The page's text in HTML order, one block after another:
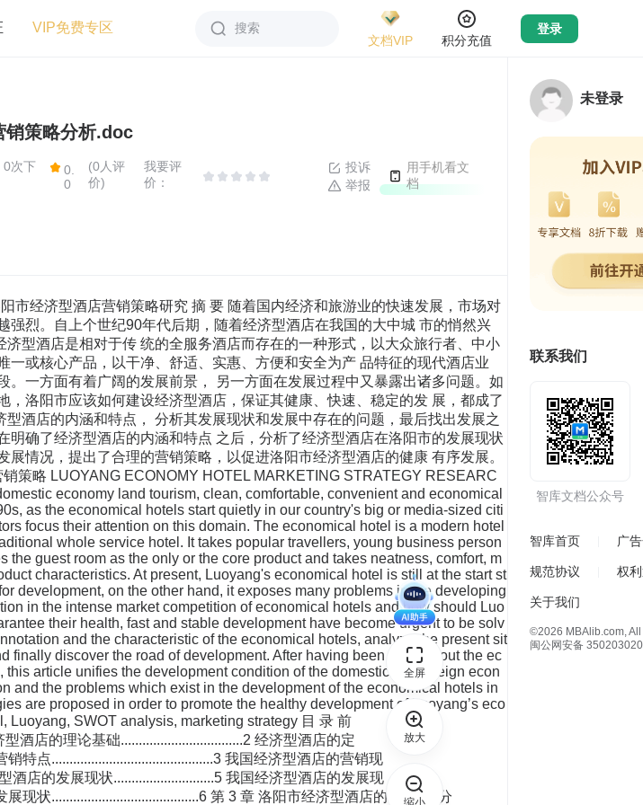
VIP免费专区
搜索
文档VIP
积分充值
登录
销策略分析.doc
0次下
0.
0
(0人评
价)
我要评
价：
投诉
举报
用手机看文
档
和商务旅行者，以客房为产品核心，整洁、 卫生、安全、方便，价格上以国内旅游平均住宿成本为标线，服务上以殷勤、好 客的中国文化为底蕴”(戴斌2004)；“经济型酒店一般是指以大众可以支付的价 格为顾客提供专业化服务的酒店”（赵小媛2002)；“经济型酒店是指提供有限 服务的环保、经济的一种酒店”(孙幼幼2003)；“经济型酒店是按照国家旅游局 星级评定标准达到或已评定的一星或二星级的酒店，还应包括与国内低星级酒店 档次相当的社会旅馆以及其它从事接待服务的经营单位”(张辉等2001)；另外， 有学者认可用客房价格等量化指标来区分经济型酒店的方法，认为200元／间天 左右是一个合理的价格衡量标准[2]。 若单从星级标准来考量，事实上我国低星级酒店也大多具备除住宿功能的餐 饮、会议、娱乐、商务等综合设施，在功能上更加复杂；另外，从现实情况来看， 那些老式的社会和个体旅馆的客房设备简陋，达不到“清洁、舒适、实惠、方便、 安全”的标准，实际上也很难归入经济型酒店的范畴。若单从房价的角度考虑，200 元／天左右的价格衡量概念虽与目前美国的经济型酒店群价格基本相当，但中美 之间物价水平毕竟存在差异，因此单独以价格来衡量也不准确。 综合以上对经济型酒店的各种认知，笔者认为，在我国经济型酒店处于成长 期的现阶段，我们需要从多维度探讨经济型酒店的定义：经济型酒店应该是指那 些投资较少，规模较小，功能简单，提供以专业化、高质量客房为核心产品的住 宿企业，价格长期符合大多数中国国内游客支付水平，具有“清洁、舒适、安全” 产品特色，配备相当于二星或接近三星级酒店基本设施标准的酒店。 由于经济型酒店在中国的发展还处于产品生命周期中的成长期，因此缺乏合 理的价格体系、成熟的行业管理和有效的自身规范是一个必然的现象。也许，作 为一个稚嫩的业态概念，匆忙地给它一个确切的定义还为时过早，我们需要在实 践中等待它慢慢成长，用动态和发展的眼光来看待它。 经济型酒店的营销特点 经济型酒店也称有限服务酒店(Limited Service Hotel)，是经济和社会生活 发展的产物，它与以往人们熟悉的星级酒店不同，定位于普通消费大众，价格适 中，设备设施齐全、干净、方便、安全，突出“小而专”的特点，以客房作为经 营的绝对重点，通常进行连锁经营。在许多酒店业发达的国家，经济型酒店只是 投资与配套设施较少而已，服务项目与服务质量不能降低，甚至要与高档酒店的 水平一致[3]。从定义出发，经济型酒店营销应具备以下几个特征： 功能经济 经济型酒店的功能经济主要体现它的饭店产品设计、服务设计均是出自于满 足提供酒店的本质业务——住宿业务。这是与现存大量的星级酒店、社会旅馆的 本质差别。这种功能经济的特征使得经酒济型店在设计之初从简单、舒适着手， 满足顾客的基本住店需求，使得顾客不必为为冗繁的服务买单。 价格经济 经济型酒店的目标群体主要为对价格敏感的普通消费大众、中小企业商务人 员，旅游者，这些群体要求经济型酒店提供性价比比较高的酒店产品与服务。 渠道推广经济 相比较中、高档星级酒店而言，经济型酒店投入成本少，定价低，获得的超 额利润比较少，因而，在选择渠道方面，经济型酒店最好以直接渠道为主，以减 少间接渠道分割过多的利润。 促销成本经济 连锁性经济型酒店的推广主要依靠总部的广告推动和顾客的口碑渗透式传播， 单体饭店则可以依靠网络传播等各种经济的方式予以推广。 我国经济型酒店的营销现状 经济型酒店在我国尚处于起步阶段，国人对其尚有不少误解，常常从短期现 象做出不客观的判断，往往只看到其较高的回报率，却未预料到同时存在高风险。 在目前市场形势较好的情况下，对其预期过于乐观，有人甚至认为投资经营经济 型酒店，不必研究市场营销策略等问题，只要愿意投资，肯定就会盈利，这是很 片面的。本人认为目前大力发展经济型酒店既是一个机会，也是一种挑战，对于 经济型酒店，仍需对其进行认真的研究，不能盲从。树立经济型酒店市场营销的 新理念，制定正确的营销策略对经济型酒店的健康发展是非常重要的。目前，我 国经济型酒店的营销现状可以概括为三点：第一，突出了住宿功能，满足了顾客 最基本的需求；第二，大部分经济型酒店力求奉行优质高效的有限服务的原则； 第三，把客房销售作为营销工作的绝对重点[4]。 第2章 洛阳市经济型酒店的发展现状 我国经济型酒店的发展现状 20世纪的中后期，中国经济型酒店进入了市场开发与产品开发并行的阶段。 1996年，上海锦江旅馆投资管理有限公司开设锦江之星乐园店，它的成立标志着 中国第一个经济型酒店品牌的诞生。2002年，首旅集团与携程旅行服务公司共同 投资建立了如家酒店连锁，打造如家快捷酒店的核心品牌。2003年，上海美林阁 餐饮集团推出中国第一家汽车旅馆——“莫泰168”。此外，欣燕都、新宇之星等 一系列中国经济型连锁酒店品牌相继诞生。2004年是现代意义上的经济型酒店发 展的元年，我国经济型酒店进入市场的成长阶段，竞争越来越激烈。在国外经济 型酒店品牌示范性的作用影响下，中国又诞生了中州快捷、欣燕都、名雅会馆、 金一村等民族品牌。已有的经济型酒店增长迅速，如快锦江之星在2004年一年内， 就有23家店开业，年增长速度达到100％。2006年10月26日，如家快捷酒店在美 国纳斯达克成功上市，同年12月15日，锦江之星所属的上海锦江国际酒店集团在 香港成功上市[5]。 根据2009年4季度上海金蝶酒店管理咨询有限公司发布的《2009年中国经济 型饭店调查报告》提供的数据（见表2-1），截止到2009年底，中国住宿业市场上 共有现代意义上的经济型饭店连锁品牌近100家（其中已开业店数在10家以上或 已开业客房数在1000间以上的连锁品牌近40家），开业店数已超过5000家，开业 客房数已超过300000间[6]。 表2-1 2009年供应量前八名的经济型酒店 品 牌 成立时间 客房数（间） 饭店数（家） 门市价（元） 如家 2002 71407 621 锦江之星 1997 43219 325 莫泰 168 2003 33948 191 7 天 2005 33165 330 汉庭快捷 2005 27301 238 格林豪泰 2004 18159 171 速 8 2004 12185 129 中州快捷 2004 3148 25 目前，以锦江之星、如家快捷为代表的中国经济型酒店民族品牌构成了我国 经济型酒店的第一大阵营；中国各大城市中相继出现的一些地区性的经济型酒店 品牌，如上海的莫泰168等，组成了中国经济型酒店的第二大阵营；国际酒店管 理集团，如美国圣达特集团的速8、法国雅高集团的宜必思等品牌在中国的登陆， 构成了中国经济型酒店的第三大阵营。 洛阳经济型酒店的发展现状 在过去五年中，洛阳市酒店业规模迅速扩张，其中除星级酒店外，经济型酒 店发展势头强劲，在增长总量中占相当比例。但与全国大中型城市经济型酒店发 展状况相比，洛阳起步较晚，平均年龄为 3 年。本土品牌占领大部分市场，发展 势头强劲。 洛阳市经济型酒店的发展现状 目前洛阳市的旅游住宿结构处于“两头大、中间小”的状态，即：质好价高 的高星级酒店和质次价低的社会旅馆(如旅馆、青年旅社)数量大，而质量与价格 比较适中的较少。根据对洛阳市火车站周边地区的调查，要么是每晚 280 元以上 的星级酒店，要么是 20 元左右一个床位的小型招待所，缺少“干净、安全、价格 适中”的旅馆。这对收人有限，消费水平不高，但生活要求和标准不低的国内旅 游者形成了制约。因此，经济型酒店这两年在洛阳市得到了蓬勃发展。如洛阳市 规模最大的经济型酒店“聚和快捷酒店”在 2005 年时才刚刚起步，但到 2009 年 底，“聚和快捷酒店”在洛阳地区已经发展到 6 家连锁店（见表 2-2），而且运 营情况相当好。 表2-2 洛阳市主要经济型酒店品牌 品 牌 成立时间 客房数（间） 饭店数（家） 如家 2005 378 3 中州快捷 2004 423 4 聚和快捷 2005 518 6 锦江之星 2006 265 2 格林豪泰 2006 356 3 雅悦 2008 238 2 国际青旅 2008 68 1 凯芙特 2007 328 3 2009年“牡丹花会”、“五一”、“十一”黄金周期间，洛阳市的高星级酒 店预订率普遍不是太高，而像“聚和”、“锦江之星”、“如家”等经济型酒店 预订量提前一周就逼近100％，而且房价不打折扣[7]。 目前，洛阳市经济型酒店的消费群体主要是：来洛旅游办事、看病的家庭、“背 包一族”，这些消费者需要的正是一个价格适中、卫生设施齐全、且安全有保障 的住处。由于洛阳市经济型酒店起步较晚，规模较小，管理混乱，所以无论在数 量上还是在质量上，都无法满足消费者的要求。 洛阳市经济型酒店的类型 洛阳市经济型酒店很多，但主要分为以下几种类型： (1) 城市商务经济型酒店 一般布点在大中城市的繁华路段、商业娱乐中心或交通枢纽。这是国内目前 经济型酒店发展的主流, 如“锦江之星”、“格林豪泰”等就是此类酒店。在洛 阳市区，经济型酒店大多都是这种类型。这里不仅有国内外经济型酒店连锁巨头， 如快捷假日、如家、锦江之星、格林豪泰，又有本土经济型酒店品牌聚和、开 来、银燕、中州快捷等。 (2) 青年旅舍 一般布点在开发较为成熟的旅游景点或大型文教区、高新区。主要消费群体 针对青年群体, 特别是学生背包一族、新创业青年一族。像洛阳这种国内二线城 市，由于高等教育事业不太发达，所以洛阳市的青年旅舍不是太多，仅有国际青 年旅舍、大学生之家等少数几个品牌。 (3) 汽车旅馆 一般布点在大中城市边缘和旅游景点的入口处、交通主干道两边、汽车站、 飞机场、码头等交通枢纽附近, 主要特点是有一个较大规模的停车场。主要消费 群体为长途货运或客运司机及其需要中转的乘客、自驾车旅游的家庭或中小型企 业公务旅游者、消费水平较低的普通旅游者、消费水平不高的旅游团队。由于自 驾游在国内刚刚起步，所以在国内的汽车旅馆品牌不是太多，在洛阳地区仅有 E 旅之家涉及该项业务。 洛阳市经济型酒店的发展特点 与发展相对稳定的高星级酒店市场相比，洛阳市经济型酒店的发展现状具有 以下特点： (1) 新的业态起步较晚，目前正处于高速成长期。 (2) 本土品牌拥有较大市场份额，约为60%。 (3) 品牌扩张方式以直接投资为主，重视多种经营。 (4) 经济型酒店的发展影响洛阳市酒店业的整体供求关系，尤其是低星级酒 店类型。 (5) 酒店连锁处于发展阶段，系统化水平不高，对单的体综合管理水平有较 高要求。 (6) 各品牌之间企业综合实力相差较大，50%具有酒店行业背景的企业管理水 平稳定，部分本土品牌管理不够规范。 第3章 洛阳市经济型酒店的 SWOT 分析 SWOT 分析模型简介 SWOT 分析法模型（也称 TOWS 分析法）即态势分析法（见图 3-1），20 世纪 80 年代初由美国旧金山大学的管理学教授韦里克提出，经常被用于企业战略制定、 竞争对手分析等场合。 图 3-1 SWOT 分析模型示意图 SWOT 分析是分析企业的优势（strength）、劣势（weakness）、机会 （opportunity）和威胁（threats）。因此，SWOT 分析实际上是对企业内外 部条件各方面内容进行综合和概括，进而分析组织优势、劣势、机会和威胁 的一种方法[8]。 洛阳市经济型酒店的 SWOT 分析 优势 洛阳市经济型酒店的优势很多，主要体现在以下几个方面： (1) 成本优势 由于经济型酒店的突出特点就是把服务功能集中在住宿上，把餐饮、购物、 娱乐功能大大压缩、简化、甚至不设，因此其硬件产品功能配置处处体现出实用 性，不需要多余浪费的摆设，节省了初建成本。此外经济型酒店的规模较小，配 套简单，一般都采用扁平化的组织结构，管理效率高。员工可以一人多岗，星级 酒店的客房数与员工数的比例通常在1：以上，而经济型酒店为1：～l： ，从而节约了人工成本[9]。 (2) 价格优势 经济型酒店
未登录
联系我们
智库文档公众号
智库首页 广
规范协议 权
关于我们
©2026 MBAlib.com,
闽公网安备
全屏
放大
缩小